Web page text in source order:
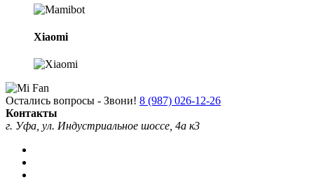
Xiaomi
Остались вопросы - Звони! 8 (987) 026-12-26
Контакты
г. Уфа, ул. Индустриальное шоссе, 4а к3